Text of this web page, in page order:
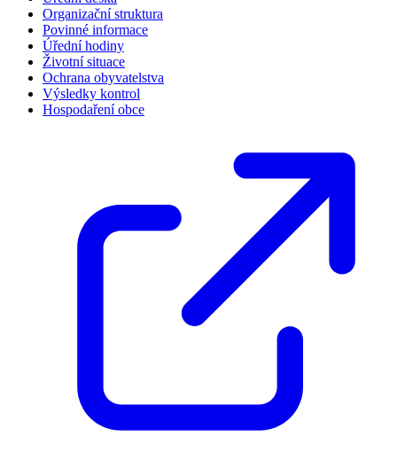
Organizační struktura
Povinné informace
Úřední hodiny
Životní situace
Ochrana obyvatelstva
Výsledky kontrol
Hospodaření obce